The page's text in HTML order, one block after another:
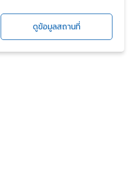
ดูข้อมูลสถานที่